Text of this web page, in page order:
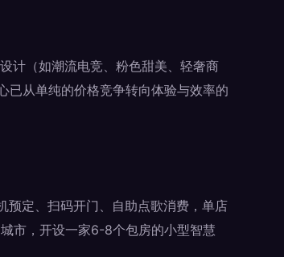
计（如潮流电竞、粉色甜美、轻奢商
已从单纯的价格竞争转向体验与效率的
预定、扫码开门、自助点歌消费，单店
市，开设一家6-8个包房的小型智慧